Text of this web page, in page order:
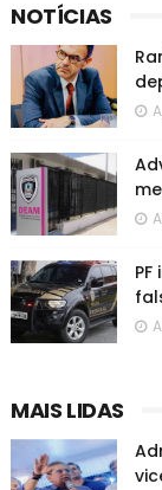
NOTÍCIAS
MAIS LIDAS